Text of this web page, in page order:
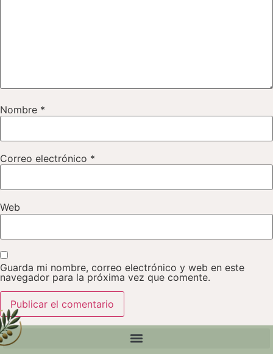
Nombre *
Correo electrónico *
Web
Guarda mi nombre, correo electrónico y web en este
navegador para la próxima vez que comente.